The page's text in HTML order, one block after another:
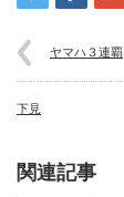
ヤマハ３連覇
下見
関連記事